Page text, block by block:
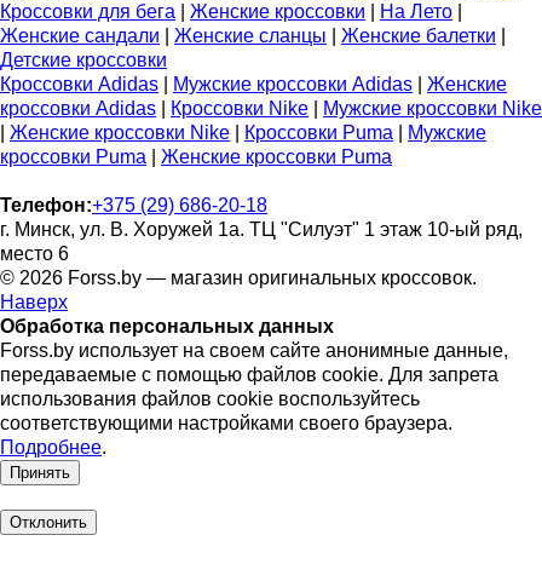
Кроссовки для бега
Женские кроссовки На Лето
Женские сандали
Женские сланцы Женские балетки
Детские кроссовки
Кроссовки Adidas
Мужские кроссовки Adidas
Женские
кроссовки Adidas
Кроссовки Nike
Мужские кроссовки Nike
Женские кроссовки Nike Кроссовки Puma
Мужские
кроссовки Puma
Женские кроссовки Puma
Телефон:+375 (29) 686-20-18
г. Минск, ул. В. Хоружей 1а. ТЦ "Силуэт" 1 этаж 10-ый ряд,
место 6
© 2026 Forss.by — магазин оригинальных кроссовок.
Наверх
Обработка персональных данных
Forss.by использует на своем сайте анонимные данные,
передаваемые с помощью файлов cookie. Для запрета
использования файлов cookie воспользуйтесь
соответствующими настройками своего браузера.
Подробнее.
Принять
Отклонить